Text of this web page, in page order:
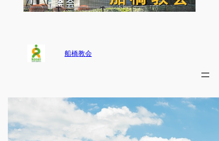
船橋教会